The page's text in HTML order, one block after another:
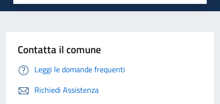
Contatta il comune
Leggi le domande frequenti
Richiedi Assistenza